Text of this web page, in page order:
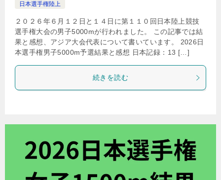
日本選手権陸上
２０２６年６月１２日と１４日に第１１０回日本陸上競技
選手権大会の男子5000mが行われました。 この記事では結
果と感想、アジア大会代表について書いています。 2026日
本選手権男子5000m予選結果と感想 日本記録：13 […]
続きを読む